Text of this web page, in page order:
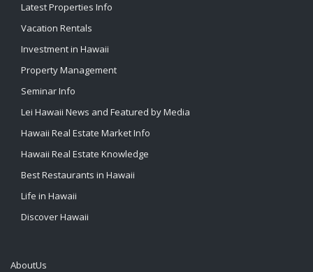
Latest Properties Info
Vacation Rentals
Investment in Hawaii
Property Management
Seminar Info
Lei Hawaii News and Featured by Media
Hawaii Real Estate Market Info
Hawaii Real Estate Knowledge
Best Restaurants in Hawaii
Life in Hawaii
Discover Hawaii
AboutUs